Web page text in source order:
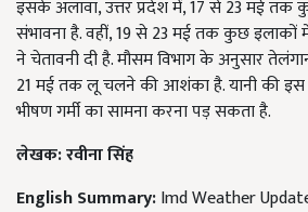
इसके अलावा, उत्तर प्रदेश में, 17 से 23 मई
संभावना है. वहीं, 19 से 23 मई तक कुछ
ने चेतावनी दी है. मौसम विभाग के अनुसार
21 मई तक लू चलने की आशंका है. यानी की इस
भीषण गर्मी का सामना करना पड़ सकता है.
लेखक: रवीना सिंह
English Summary:Imd Weather